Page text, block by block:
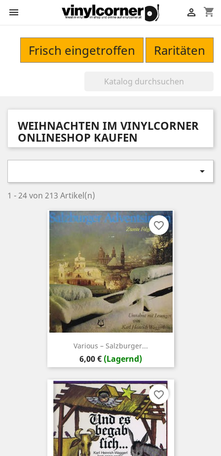
 shopping_cart

Frisch eingetroffen Raritäten
WEIHNACHTEN IM VINYLCORNER
ONLINESHOP KAUFEN

1 - 24 von 213 Artikel(n)
Various ‎– Salzburger...
Preis
6,00 € (Lagernd)
favorite_border
favorite_border